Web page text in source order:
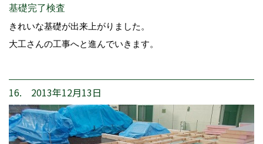
基礎完了検査
きれいな基礎が出来上がりました。
大工さんの工事へと進んでいきます。
16. 2013年12月13日